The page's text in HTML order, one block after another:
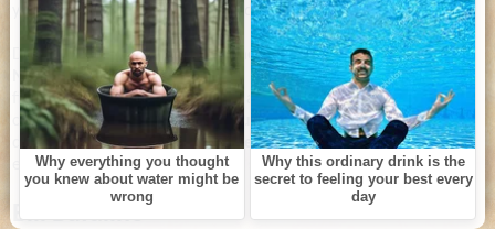
y poco después amplió sus actividades a todo tipo de delitos.
DiTullio ejerció también como mentor de nuevos mafiosos como
Nicodemo "Little Nicky" Scarfo o Ralph Natale, muriendo
finalmente por causas naturales a la edad de 60 años. Como
curiosidad, el local "
Friendly Lounge", donde se ve a DiTullio
disfrutando de sus filetes en la
película "El irlándés", sigue
existiendo en la actualidad en el sur de Filadelfia.
Bill Bufalino